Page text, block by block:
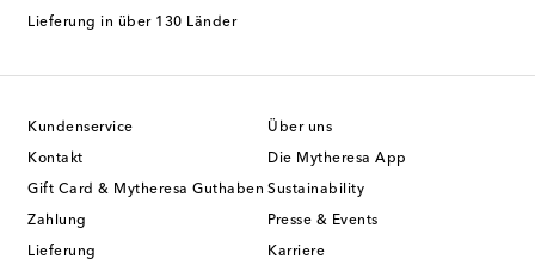
Lieferung in über 130 Länder
Kundenservice
Kontakt
Gift Card & Mytheresa Guthaben
Zahlung
Lieferung
Über uns
Die Mytheresa App
Sustainability
Presse & Events
Karriere